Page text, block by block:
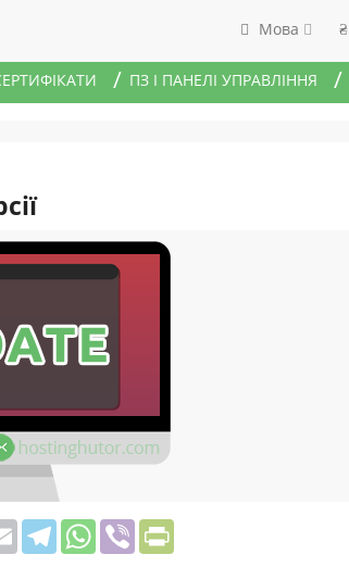
Мова ₴
ПЗ І ПАНЕЛІ УПРАВЛІННЯ
EmailTelegramWhatsApp
Viber